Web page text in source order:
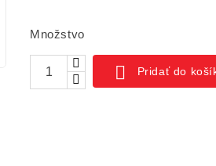
Množstvo
 Pridať do